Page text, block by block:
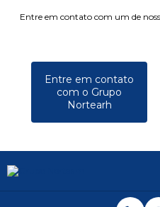
Entre em contato com um de
Entre em contato
com o Grupo
Nortearh